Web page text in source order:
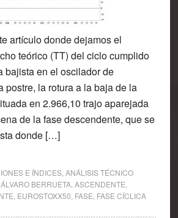
artículo donde dejamos el
teórico (TT) del ciclo cumplido
bajista en el oscilador de
postre, la rotura a la baja de la
en 2.966,10 trajo aparejada
de la fase descendente, que se
donde […]
E ÍNDICES, ANÁLISIS TÉCNICO
ÁLVARO BERRUETA, ASCENDENTE
EUROSTOXX50 FASE FASE CÍCLICA